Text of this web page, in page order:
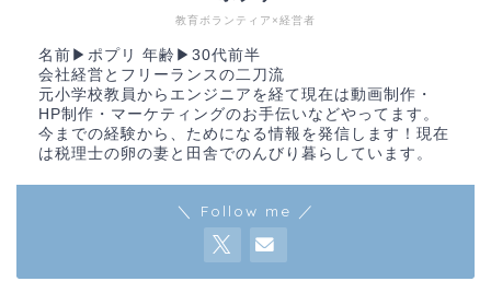
教育ボランティア×経営者
名前▶︎ポプリ 年齢▶︎30代前半
会社経営とフリーランスの二刀流
元小学校教員からエンジニアを経て現在は動画制作・
HP制作・マーケティングのお手伝いなどやってます。
今までの経験から、ためになる情報を発信します！現在
は税理士の卵の妻と田舎でのんびり暮らしています。
＼ Follow me ／